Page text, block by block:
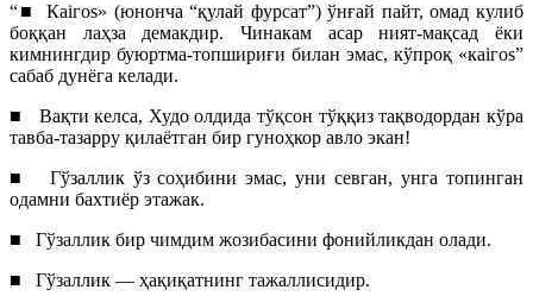
“■Каiгоs» (юнонча “қулай фурсат”) ўнғай пайт, омад кулиб
боққан лаҳза демакдир. Чинакам асар ният-мақсад ёки
кимнингдир буюртма-топшириғи билан эмас, кўпроқ «каiгоs”
сабаб дунёга келади.
■ Вақти келса, Худо олдида тўқсон тўққиз тақводордан кўра
тавба-тазарру қилаётган бир гуноҳкор авло экан!
■ Гўзаллик ўз соҳибини эмас, уни севган, унга топинган
одамни бахтиёр этажак.
■ Гўзаллик бир чимдим жозибасини фонийликдан олади.
■ Гўзаллик — ҳақиқатнинг тажаллисидир.